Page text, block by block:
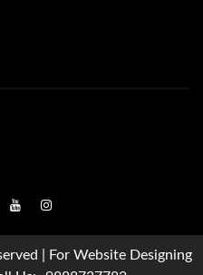
YoutubeInstagram
| For Website Designing